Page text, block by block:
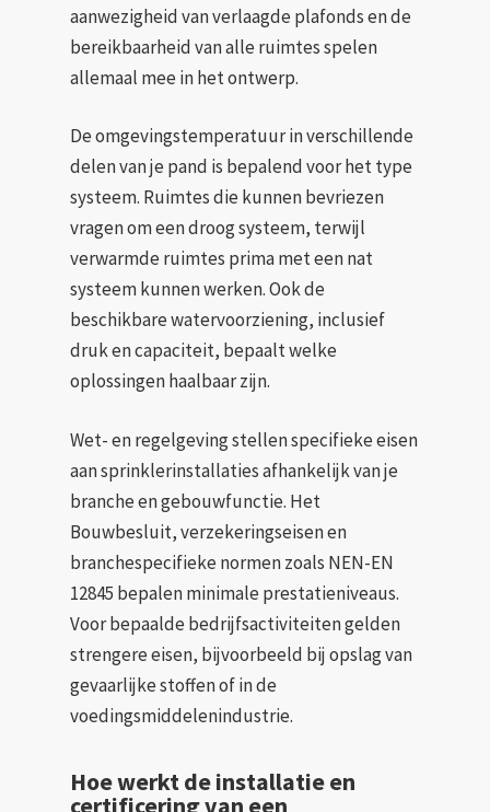
aanwezigheid van verlaagde plafonds en de
bereikbaarheid van alle ruimtes spelen
allemaal mee in het ontwerp.
De omgevingstemperatuur in verschillende
delen van je pand is bepalend voor het type
systeem. Ruimtes die kunnen bevriezen
vragen om een droog systeem, terwijl
verwarmde ruimtes prima met een nat
systeem kunnen werken. Ook de
beschikbare watervoorziening, inclusief
druk en capaciteit, bepaalt welke
oplossingen haalbaar zijn.
Wet- en regelgeving stellen specifieke eisen
aan sprinklerinstallaties afhankelijk van je
branche en gebouwfunctie. Het
Bouwbesluit, verzekeringseisen en
branchespecifieke normen zoals NEN-EN
12845 bepalen minimale prestatieniveaus.
Voor bepaalde bedrijfsactiviteiten gelden
strengere eisen, bijvoorbeeld bij opslag van
gevaarlijke stoffen of in de
voedingsmiddelenindustrie.
Hoe werkt de installatie en
certificering van een